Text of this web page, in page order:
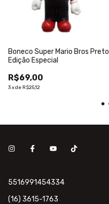
Boneco Super Mario Bros Preto
Edição Especial
R$69,00
3xde R$25,12
5516991454334
(16) 3615-1763